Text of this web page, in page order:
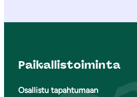
Paikallistoiminta
Osallistu tapahtumaan